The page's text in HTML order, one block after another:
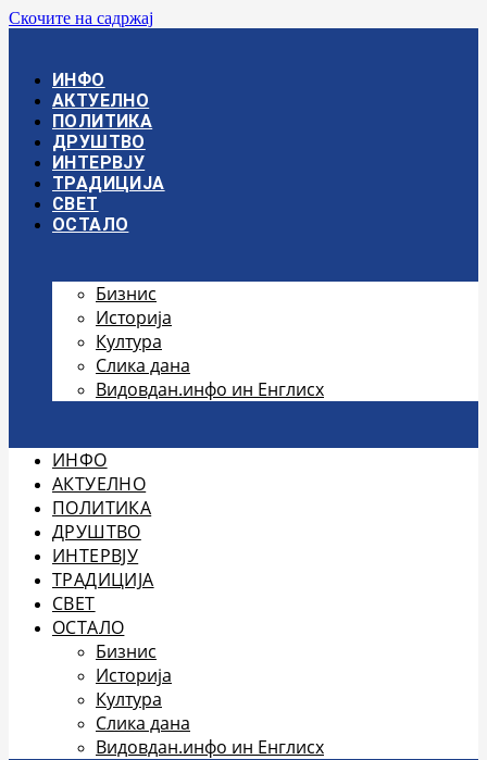
Скочите на садржај
ИНФО
АКТУЕЛНО
ПОЛИТИКА
ДРУШТВО
ИНТЕРВЈУ
ТРАДИЦИЈА
СВЕТ
ОСТАЛО
Бизнис
Историја
Култура
Слика дана
Видовдан.инфо ин Енглисх
ИНФО
АКТУЕЛНО
ПОЛИТИКА
ДРУШТВО
ИНТЕРВЈУ
ТРАДИЦИЈА
СВЕТ
ОСТАЛО
Бизнис
Историја
Култура
Слика дана
Видовдан.инфо ин Енглисх